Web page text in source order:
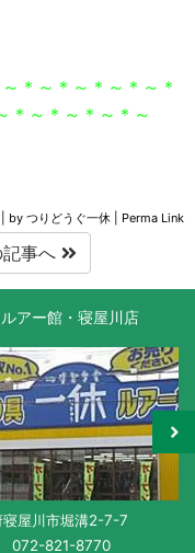
＊～＊～＊～＊～＊
＊～＊～＊～＊～
by つりどうぐ一休 Perma Link
事へ
アー館・寝屋川店
寝屋川市堀溝2-7-7
072-821-8770